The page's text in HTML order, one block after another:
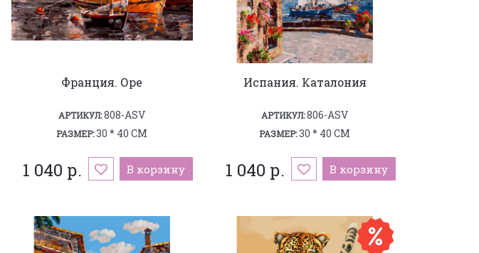
Франция. Оре
АРТИКУЛ:808-ASV
РАЗМЕР:30 * 40 СМ
1 040 р. В корзину
Испания. Каталония
АРТИКУЛ:806-ASV
РАЗМЕР:30 * 40 СМ
1 040 р. В корзину